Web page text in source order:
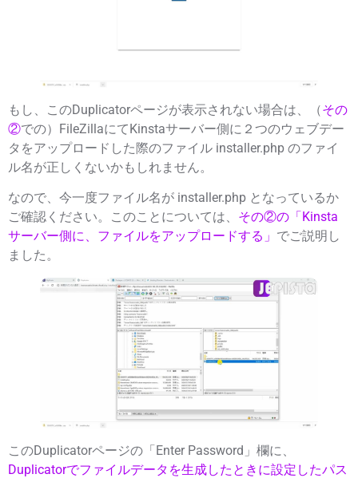
もし、このDuplicatorページが表示されない場合は、（その
②での）FileZillaにてKinstaサーバー側に２つのウェブデー
タをアップロードした際のファイル installer.php のファイ
ル名が正しくないかもしれません。
なので、今一度ファイル名が installer.php となっているか
ご確認ください。このことについては、 その②の「Kinsta
サーバー側に、ファイルをアップロードする」 でご説明し
ました。
このDuplicatorページの「Enter Password 」欄に、
Duplicatorでファイルデータを生成したときに設定したパス